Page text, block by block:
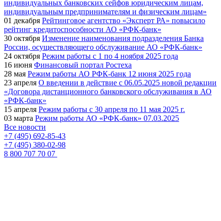
индивидуальных банковских сейфов юридическим лицам,
индивидуальным предпринимателям и физическим лицам»
01 декабря Рейтинговое агентство «Эксперт РА» повысило
рейтинг кредитоспособности АО «РФК-банк»
30 октября Изменение наименования подразделения Банка
России, осуществляющего обслуживание АО «РФК-банк»
24 октября Режим работы с 1 по 4 ноября 2025 года
16 июня Финансовый портал Ростеха
28 мая Режим работы АО РФК-банк 12 июня 2025 года
23 апреля О введении в действие с 06.05.2025 новой редакции
«Договора дистанционного банковского обслуживания в АО
«РФК-банк»
15 апреля Режим работы с 30 апреля по 11 мая 2025 г.
03 марта Режим работы АО «РФК-банк» 07.03.2025
Все новости
+7 (495) 692-85-43
+7 (495) 380-02-98
8 800 707 70 07